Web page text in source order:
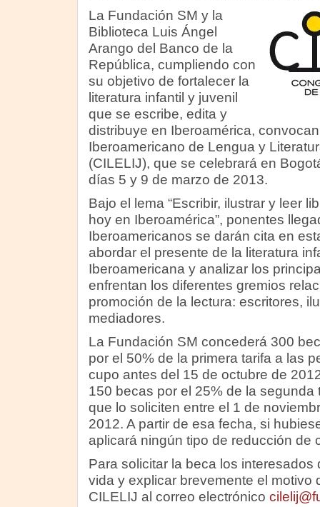
La Fundación SM y la
Biblioteca Luis Ángel
Arango del Banco de la
República, cumpliendo con
su objetivo de fortalecer la
literatura infantil y juvenil
que se escribe, edita y
distribuye en Iberoamérica,
Iberoamericano de Lengua y
(CILELIJ), que se celebrará en
días 5 y 9 de marzo de 2013.
Bajo el lema “Escribir, ilustrar y leer
hoy en Iberoamérica”, ponentes
Iberoamericanos se darán cita en
abordar el presente de la literatura
Iberoamericana y analizar los
enfrentan los diferentes gremios
promoción de la lectura: escritores,
mediadores.
La Fundación SM concederá 300
por el 50% de la primera tarifa a las
cupo antes del 15 de octubre de
150 becas por el 25% de la segunda
que lo soliciten entre el 1 de
2012. A partir de esa fecha, si
aplicará ningún tipo de reducción de
Para solicitar la beca los
vida y explicar brevemente el motivo
CILELIJ al correo electrónico